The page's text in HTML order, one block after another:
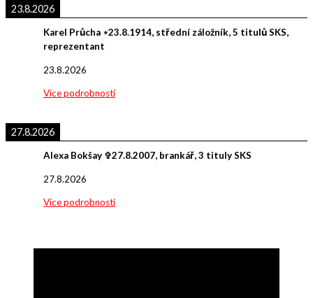
23.8.2026
Karel Průcha ⋆23.8.1914, střední záložník, 5 titulů SKS,
reprezentant
23.8.2026
Více podrobností
27.8.2026
Alexa Bokšay ✞27.8.2007, brankář, 3 tituly SKS
27.8.2026
Více podrobností